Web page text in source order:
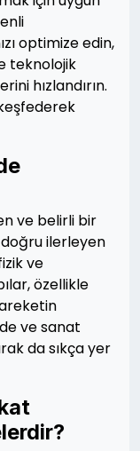
optimize edin,
teknolojik
hızlandırın.
ve belirli bir
ilerleyen
ve
özellikle
ve sanat
da sıkça yer